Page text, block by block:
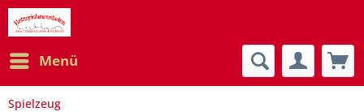
Menü
Spielzeug